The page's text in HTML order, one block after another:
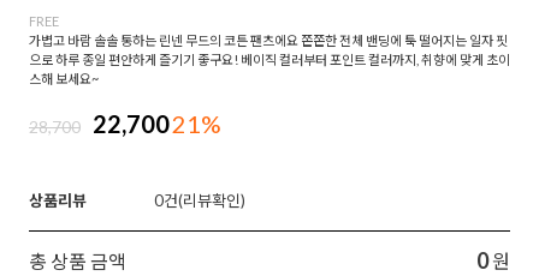
FREE
가볍고 바람 솔솔 통하는 린넨 무드의 코튼 팬츠에요 쫀쫀한 전체 밴딩에 툭 떨어지는 일자 핏
으로 하루 종일 편안하게 즐기기 좋구요! 베이직 컬러부터 포인트 컬러까지, 취향에 맞게 초이
스해 보세요~
28,700 22,70021%
상품리뷰 0
총 상품 금액 0 원